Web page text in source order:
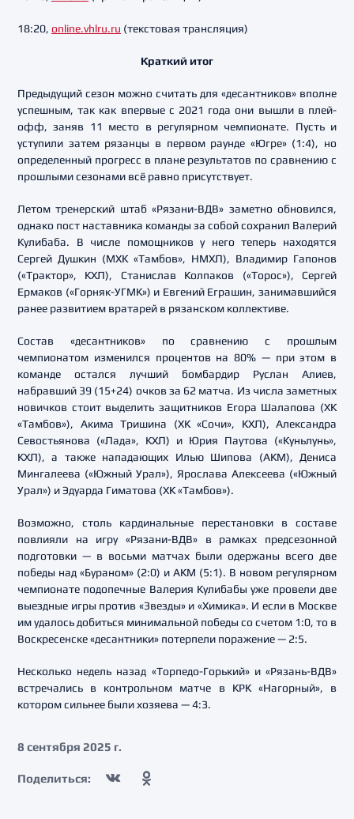
18:20, online.vhlru.ru (текстовая трансляция)
Краткий итог
Предыдущий сезон можно считать для «десантников» вполне
успешным, так как впервые с 2021 года они вышли в плей-
офф, заняв 11 место в регулярном чемпионате. Пусть и
уступили затем рязанцы в первом раунде «Югре» (1:4), но
определенный прогресс в плане результатов по сравнению с
прошлыми сезонами всё равно присутствует.
Летом тренерский штаб «Рязани-ВДВ» заметно обновился,
однако пост наставника команды за собой сохранил Валерий
Кулибаба. В числе помощников у него теперь находятся
Сергей Душкин (МХК «Тамбов», НМХЛ), Владимир Гапонов
(«Трактор», КХЛ), Станислав Колпаков («Торос»), Сергей
Ермаков («Горняк-УГМК») и Евгений Еграшин, занимавшийся
ранее развитием вратарей в рязанском коллективе.
Состав «десантников» по сравнению с прошлым
чемпионатом изменился процентов на 80% — при этом в
команде остался лучший бомбардир Руслан Алиев,
набравший 39 (15+24) очков за 62 матча. Из числа заметных
новичков стоит выделить защитников Егора Шалапова (ХК
«Тамбов»), Акима Тришина (ХК «Сочи», КХЛ), Александра
Севостьянова («Лада», КХЛ) и Юрия Паутова («Куньлунь»,
КХЛ), а также нападающих Илью Шипова (АКМ), Дениса
Мингалеева («Южный Урал»), Ярослава Алексеева («Южный
Урал») и Эдуарда Гиматова (ХК «Тамбов»).
Возможно, столь кардинальные перестановки в составе
повлияли на игру «Рязани-ВДВ» в рамках предсезонной
подготовки — в восьми матчах были одержаны всего две
победы над «Бураном» (2:0) и АКМ (5:1). В новом регулярном
чемпионате подопечные Валерия Кулибабы уже провели две
выездные игры против «Звезды» и «Химика». И если в Москве
им удалось добиться минимальной победы со счетом 1:0, то в
Воскресенске «десантники» потерпели поражение — 2:5.
Несколько недель назад «Торпедо-Горький» и «Рязань-ВДВ»
встречались в контрольном матче в КРК «Нагорный», в
котором сильнее были хозяева — 4:3.
8 сентября 2025 г.
Поделиться: